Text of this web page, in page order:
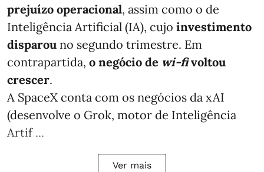
prejuízo operacional, assim como o de
Inteligência Artificial (IA), cujo investimento
disparou no segundo trimestre. Em
contrapartida, o negócio de wi-fivoltou
crescer.
A SpaceX conta com os negócios da xAI
(desenvolve o Grok, motor de Inteligência
Artif ...
Ver mais